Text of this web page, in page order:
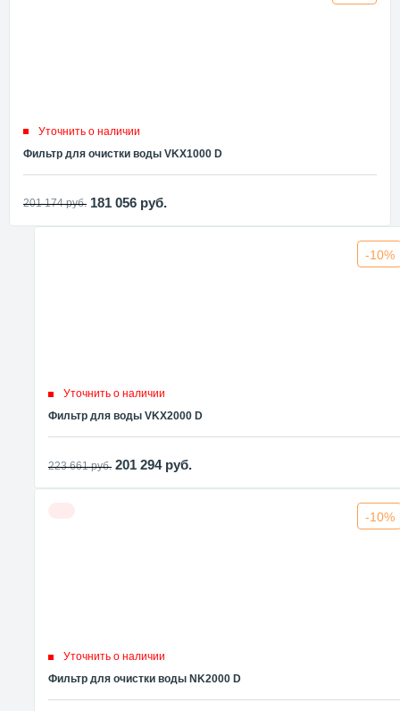
Уточнить о наличии
Фильтр для очистки воды VKX1000 D
201 174руб. 181 056 руб.
-10%
Уточнить о наличии
Фильтр для воды VKX2000 D
223 661руб. 201 294 руб.
-10%
Уточнить о наличии
Фильтр для очистки воды NK2000 D